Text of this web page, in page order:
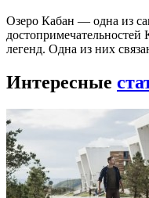
Озеро Кабан — одна из
легенд. Одна из них
Интересные